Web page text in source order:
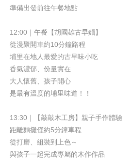
準備出發前往午餐地點
12:00 ｜午餐【胡國雄古早麵】
從漫聚開車約10分鐘路程
埔里在地人最愛的古早味小吃
香氣濃郁、份量實在
大人懷舊、孩子開心
是最有溫度的埔里味道！！
13:30 ｜【敲敲木工房】親子手作體驗
距離麵攤僅約5分鐘車程
從打磨、組裝到上色～
與孩子一起完成專屬的木作作品